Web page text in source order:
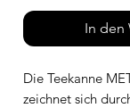
In den
Die Teekanne
zeichnet sich